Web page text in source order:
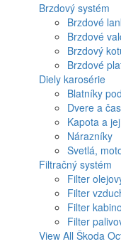
Brzdový systém
Brzdové
Brzdové
Brzdový
Brzdové
Diely karosérie
Blatníky
Dvere a
Kapota a
Nárazníky
Svetlá,
Filtračný systém
Filter
Filter
Filter
Filter
View All Škoda